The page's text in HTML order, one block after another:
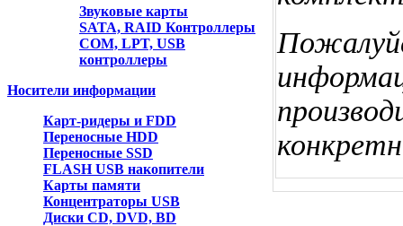
Звуковые карты
SATA, RAID Контроллеры
COM, LPT, USB
контроллеры
Носители информации
Карт-ридеры и FDD
Переносные HDD
Переносные SSD
FLASH USB накопители
Карты памяти
Концентраторы USB
Диски CD, DVD, BD